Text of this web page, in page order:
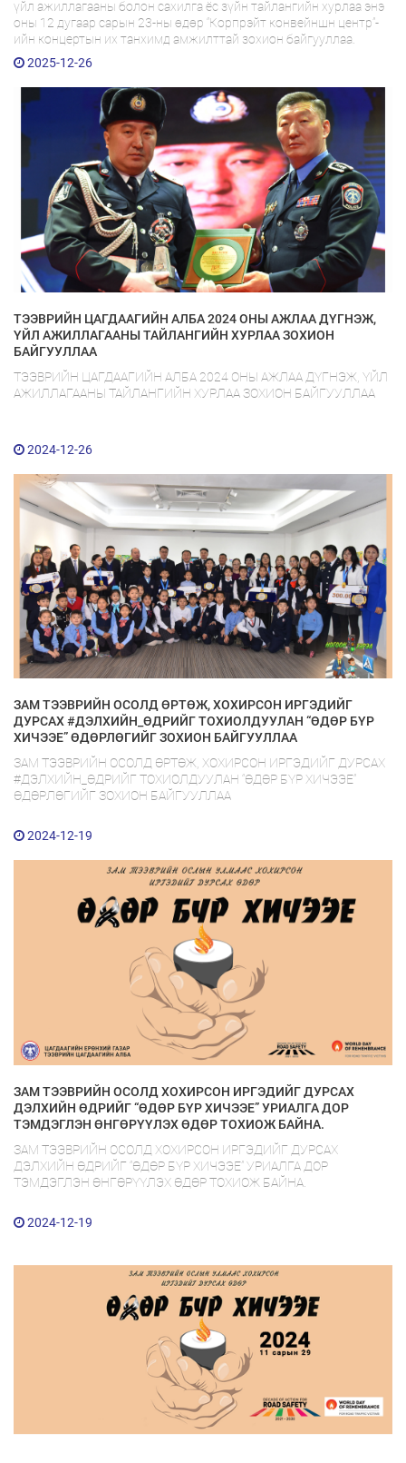
үйл ажиллагааны болон сахилга ёс зүйн тайлангийн хурлаа энэ
оны 12 дугаар сарын 23-ны өдөр “Корпрэйт конвейншн центр”-
ийн концертын их танхимд амжилттай зохион байгууллаа.
2025-12-26
ТЭЭВРИЙН ЦАГДААГИЙН АЛБА 2024 ОНЫ АЖЛАА ДҮГНЭЖ,
ҮЙЛ АЖИЛЛАГААНЫ ТАЙЛАНГИЙН ХУРЛАА ЗОХИОН
БАЙГУУЛЛАА
ТЭЭВРИЙН ЦАГДААГИЙН АЛБА 2024 ОНЫ АЖЛАА ДҮГНЭЖ, ҮЙЛ
АЖИЛЛАГААНЫ ТАЙЛАНГИЙН ХУРЛАА ЗОХИОН БАЙГУУЛЛАА
2024-12-26
ЗАМ ТЭЭВРИЙН ОСОЛД ӨРТӨЖ, ХОХИРСОН ИРГЭДИЙГ
ДУРСАХ #ДЭЛХИЙН_ӨДРИЙГ ТОХИОЛДУУЛАН “ӨДӨР БҮР
ХИЧЭЭЕ” ӨДӨРЛӨГИЙГ ЗОХИОН БАЙГУУЛЛАА
ЗАМ ТЭЭВРИЙН ОСОЛД ӨРТӨЖ, ХОХИРСОН ИРГЭДИЙГ ДУРСАХ
#ДЭЛХИЙН_ӨДРИЙГ ТОХИОЛДУУЛАН “ӨДӨР БҮР ХИЧЭЭЕ”
ӨДӨРЛӨГИЙГ ЗОХИОН БАЙГУУЛЛАА
2024-12-19
ЗАМ ТЭЭВРИЙН ОСОЛД ХОХИРСОН ИРГЭДИЙГ ДУРСАХ
ДЭЛХИЙН ӨДРИЙГ “ӨДӨР БҮР ХИЧЭЭЕ” УРИАЛГА ДОР
ТЭМДЭГЛЭН ӨНГӨРҮҮЛЭХ ӨДӨР ТОХИОЖ БАЙНА.
ЗАМ ТЭЭВРИЙН ОСОЛД ХОХИРСОН ИРГЭДИЙГ ДУРСАХ
ДЭЛХИЙН ӨДРИЙГ “ӨДӨР БҮР ХИЧЭЭЕ” УРИАЛГА ДОР
ТЭМДЭГЛЭН ӨНГӨРҮҮЛЭХ ӨДӨР ТОХИОЖ БАЙНА.
2024-12-19